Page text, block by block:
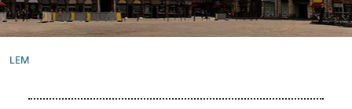
LEM